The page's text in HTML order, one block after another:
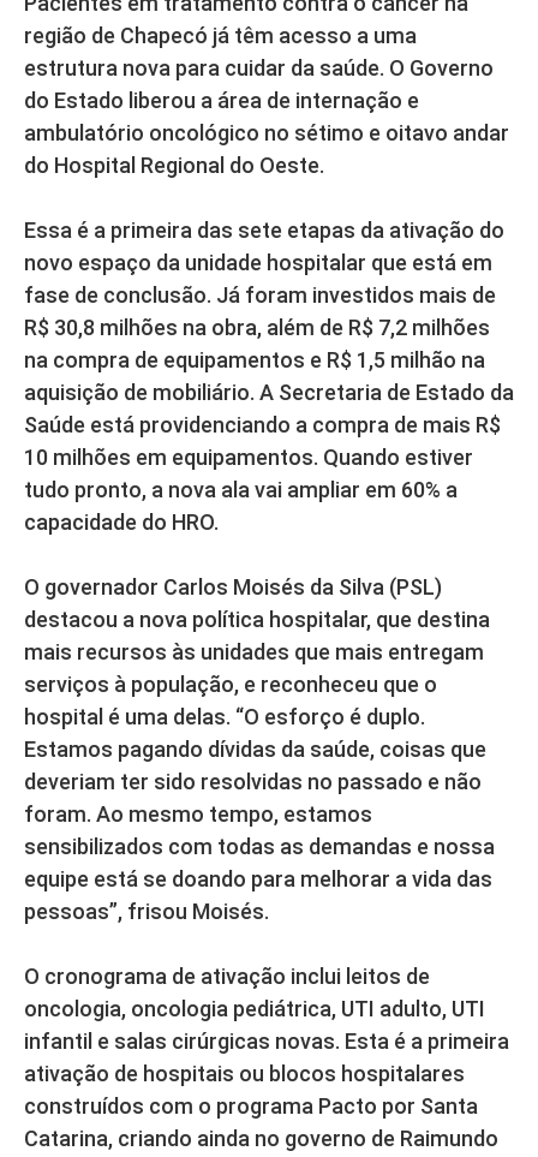
região de Chapecó já têm acesso a uma
estrutura nova para cuidar da saúde. O Governo
do Estado liberou a área de internação e
ambulatório oncológico no sétimo e oitavo andar
do Hospital Regional do Oeste.
Essa é a primeira das sete etapas da ativação do
novo espaço da unidade hospitalar que está em
fase de conclusão. Já foram investidos mais de
R$ 30,8 milhões na obra, além de R$ 7,2 milhões
na compra de equipamentos e R$ 1,5 milhão na
aquisição de mobiliário. A Secretaria de Estado da
Saúde está providenciando a compra de mais R$
10 milhões em equipamentos. Quando estiver
tudo pronto, a nova ala vai ampliar em 60% a
capacidade do HRO.
O governador Carlos Moisés da Silva (PSL)
destacou a nova política hospitalar, que destina
mais recursos às unidades que mais entregam
serviços à população, e reconheceu que o
hospital é uma delas. “O esforço é duplo.
Estamos pagando dívidas da saúde, coisas que
deveriam ter sido resolvidas no passado e não
foram. Ao mesmo tempo, estamos
sensibilizados com todas as demandas e nossa
equipe está se doando para melhorar a vida das
pessoas”, frisou Moisés.
O cronograma de ativação inclui leitos de
oncologia, oncologia pediátrica, UTI adulto, UTI
infantil e salas cirúrgicas novas. Esta é a primeira
ativação de hospitais ou blocos hospitalares
construídos com o programa Pacto por Santa
Catarina, criando ainda no governo de Raimundo